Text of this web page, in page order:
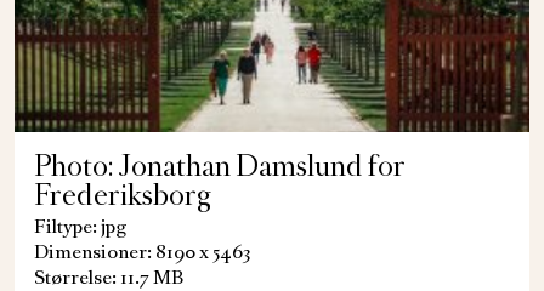
Photo: Jonathan Damslund for
Frederiksborg
Filtype: jpg
Dimensioner: 8190 x 5463
Størrelse: 11.7 MB